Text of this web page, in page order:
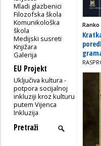
Mladi glazbenici
Filozofska škola
Komunikološka
škola
Medijski susreti
Knjižara
Galerija
EU Projekt
Uključiva kultura -
potpora socijalnoj
inkluziji kroz kulturu
putem Vijenca
Inkluzija